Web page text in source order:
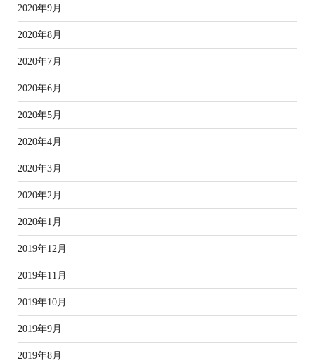
2020年9月
2020年8月
2020年7月
2020年6月
2020年5月
2020年4月
2020年3月
2020年2月
2020年1月
2019年12月
2019年11月
2019年10月
2019年9月
2019年8月